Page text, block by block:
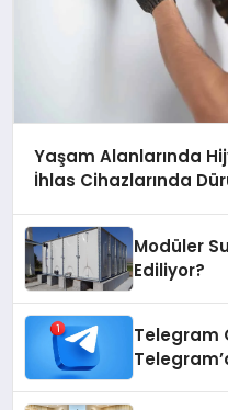
Yaşam Alanlarında
İhlas Cihazlarında
Modüler
Ediliyor?
Telegram